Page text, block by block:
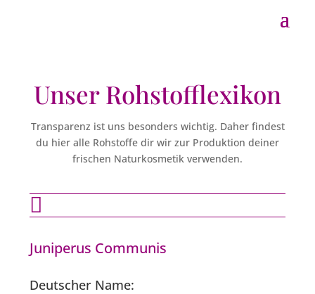
Unser Rohstofflexikon
Transparenz ist uns besonders wichtig. Daher findest
du hier alle Rohstoffe dir wir zur Produktion deiner
frischen Naturkosmetik verwenden.

Juniperus Communis
Deutscher Name: